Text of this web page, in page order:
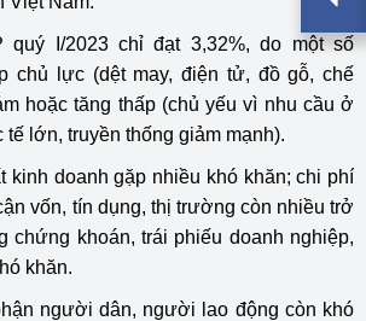
quý I/2023 chỉ đạt 3,32%, do một số
chủ lực (dệt may, điện tử, đồ gỗ, chế
hoặc tăng thấp (chủ yếu vì nhu cầu ở
lớn, truyền thống giảm mạnh).
kinh doanh gặp nhiều khó khăn; chi phí
vốn, tín dụng, thị trường còn nhiều trở
chứng khoán, trái phiếu doanh nghiệp,
khăn.
người dân, người lao động còn khó